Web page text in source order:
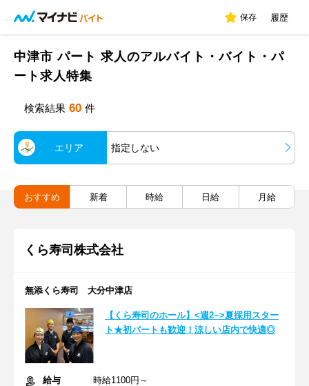
保存 履歴
中津市 パート 求人のアルバイト・バイト・パ
ート求人特集
検索結果 60 件
エリア 指定しない
おすすめ 新着 時給 日給 月給
くら寿司株式会社
無添くら寿司 大分中津店
【くら寿司のホール】<週2~>夏採用スター
ト★初パートも歓迎！涼しい店内で快適◎
給与
時給1100円～